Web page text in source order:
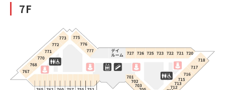
7F